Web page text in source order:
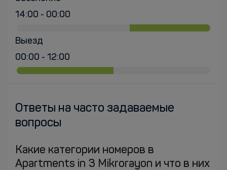
14:00 - 00:00
Выезд
00:00 - 12:00
Ответы на часто задаваемые
вопросы
Какие категории номеров в
Apartments in 3 Mikrorayon и что в них